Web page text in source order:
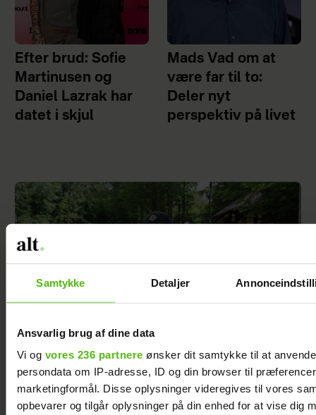
Samtykke Detaljer
Ansvarlig brug af dine data
Vi og vores 236 partnere ønsker dit samtykke til at
persondata om IP-adresse, ID og din browser til
marketingformål. Disse oplysninger videregives til vores
opbevarer og tilgår oplysninger på din enhed for at vise dig
Efter brud: Sofie
Martinusen og
Daniel Lazrak har
datet i skjul
Mads Vad om at
være far til to:
Deler nyt
perspektiv på livet
Philip May på Smukfest for første gang: "Jeg
har kæmpe forventninger"